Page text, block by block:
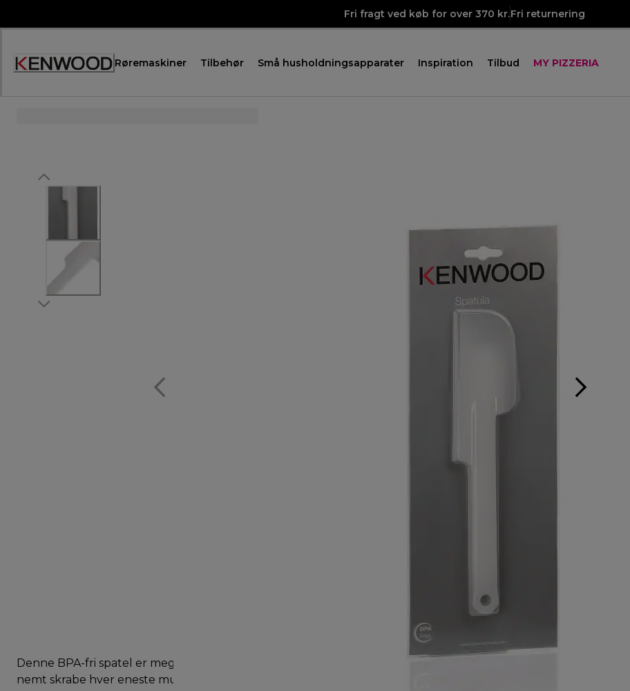
Fri fragt ved køb for over 370 kr.Fri returnering
Røremaskiner Tilbehør Små husholdningsapparater Inspiration Tilbud MY PIZZERIA
Denne BPA-fri spatel er meget fleksibel og vil
nemt skrabe hver eneste mundfuld af skålen